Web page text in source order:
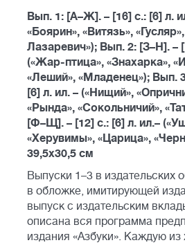
Вып. 1: [А–Ж]. – [16] с.: [6] л.
«Боярин», «Витязь»,
Лазаревич»); Вып. 2: [З–Н]. –
(«Жар-птица», «Знахарка»,
«Леший», «Младенец»); Вып.
[6] л. ил. – («Нищий»,
«Рында», «Сокольничий»,
[Ф–Щ]. – [12] с.: [6] л. ил.–
«Херувимы», «Царица»,
39,5x30,5 см
Выпуски 1–3 в издательских
в обложке, имитирующей
выпуск с издательским
описана вся программа
издания «Азбуки». Каждую